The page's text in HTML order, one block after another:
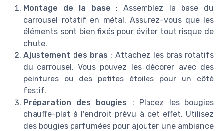
Montage de la base : Assemblez la base du
carrousel rotatif en métal. Assurez-vous que les
éléments sont bien fixés pour éviter tout risque de
chute.
Ajustement des bras : Attachez les bras rotatifs
du carrousel. Vous pouvez les décorer avec des
peintures ou des petites étoiles pour un côté
festif.
Préparation des bougies : Placez les bougies
chauffe-plat à l'endroit prévu à cet effet. Utilisez
des bougies parfumées pour ajouter une ambiance